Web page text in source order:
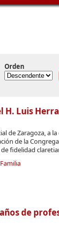
Orden
H. Luis
de Zaragoza, a
de la
fidelidad
de